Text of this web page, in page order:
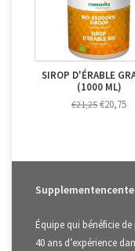
SIROP D'ÉRABLE
(1000 ML)
€21,25 €20,75
Équipe qui bénéficie de
40 ans d’expérience